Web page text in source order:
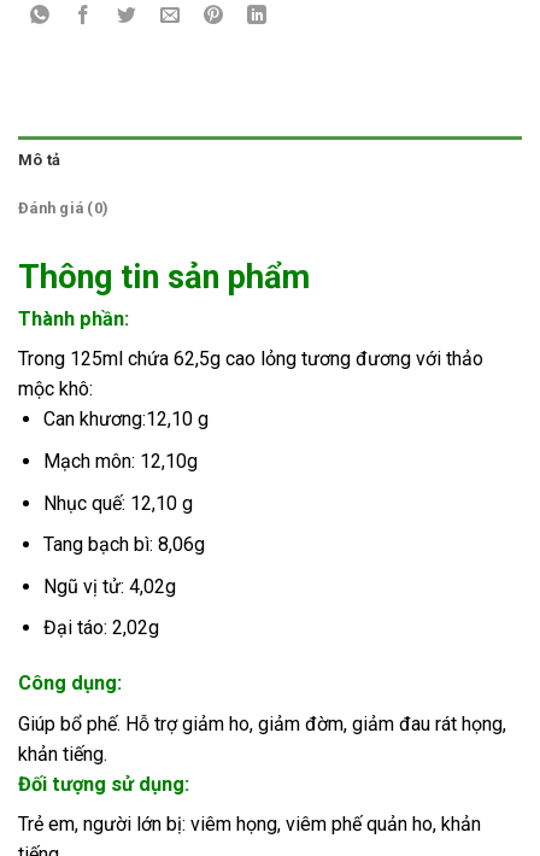
Mô tả
Đánh giá (0)
Thông tin sản phẩm
Thành phần:
Trong 125ml chứa 62,5g cao lỏng tương đương với thảo
mộc khô:
Can khương:12,10 g
Mạch môn: 12,10g
Nhục quế: 12,10 g
Tang bạch bì: 8,06g
Ngũ vị tử: 4,02g
Đại táo: 2,02g
Công dụng:
Giúp bổ phế. Hỗ trợ giảm ho, giảm đờm, giảm đau rát họng,
khản tiếng.
Đối tượng sử dụng:
Trẻ em, người lớn bị: viêm họng, viêm phế quản ho, khản